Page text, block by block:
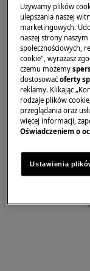
Rozwiązanie
Aby
zmywarki
internetowy.
Używamy plików
ulepszania naszej
marketingowych.
naszej strony
społecznościowych,
cookie", wyrażasz
czemu możemy
dostosowaćoferty
reklamy. Klikając
rodzaje plików
przeglądania oraz
więcej informacji,
Oświadczeniem o
Ustawienia